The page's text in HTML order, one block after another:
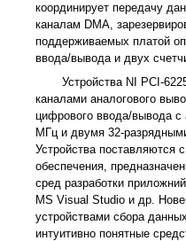
координирует передачу
каналам DMA,
поддерживаемых платой
ввода/вывода и двух
Устройства NI PCI-
каналами аналогового
цифрового ввода/вывода с
МГц и двумя 32-
Устройства поставляются
обеспечения,
сред разработки
MS Visual Studio и др.
устройствами сбора
интуитивно понятные